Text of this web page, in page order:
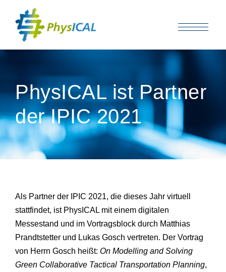
PhysICAL ist Partner
der IPIC 2021
Als Partner der IPIC 2021, die dieses Jahr virtuell
stattfindet, ist PhysICAL mit einem digitalen
Messestand und im Vortragsblock durch Matthias
Prandtstetter und Lukas Gosch vertreten. Der Vortrag
von Herrn Gosch heißt: On Modelling and Solving
Green Collaborative Tactical Transportation Planning,